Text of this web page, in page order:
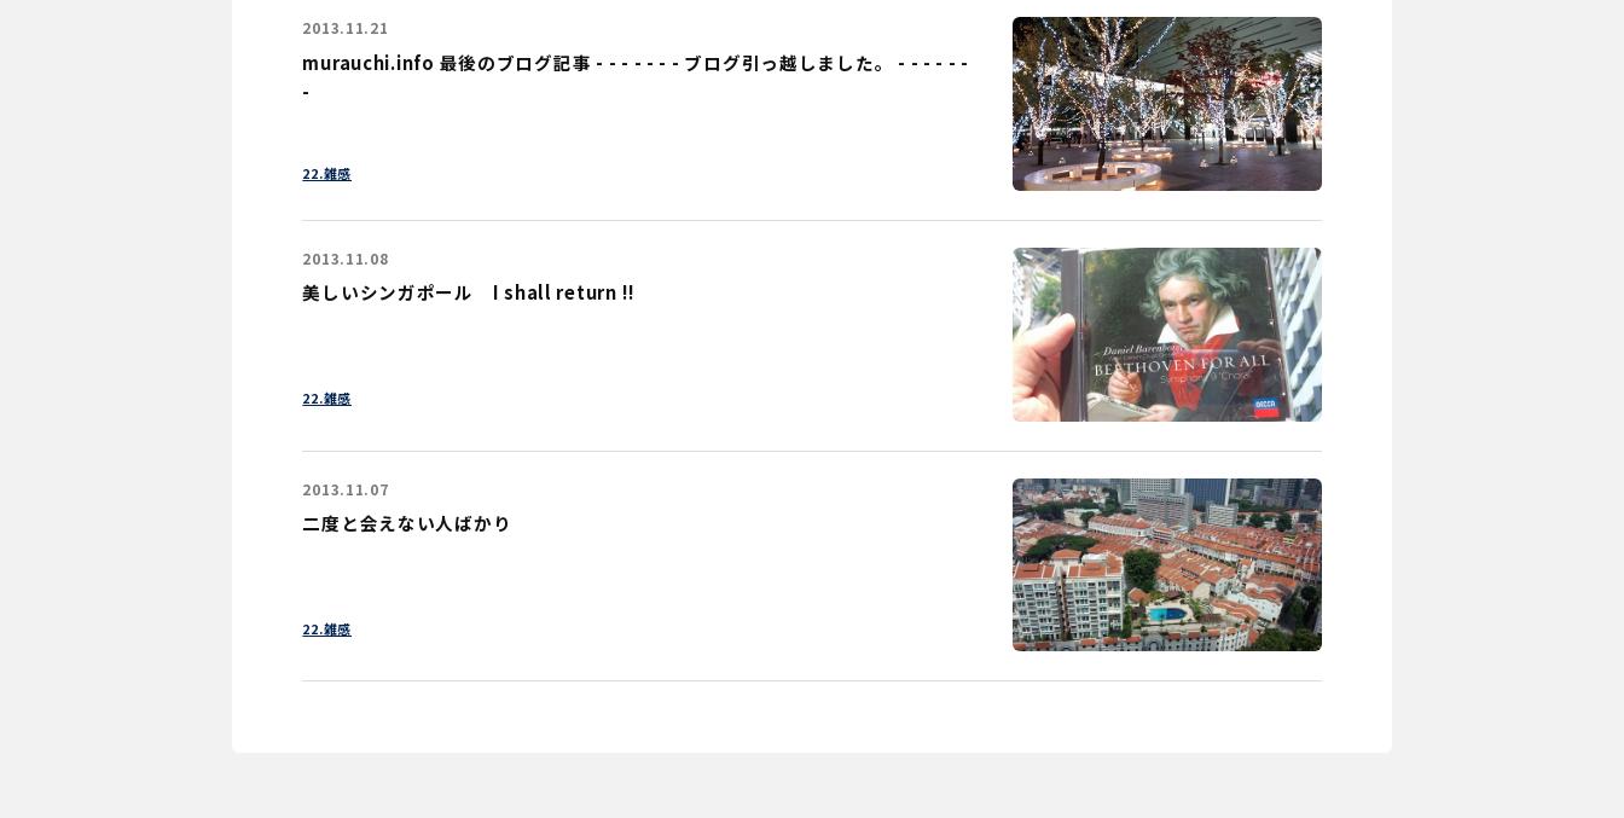
murauchi.info 最後のブログ記事 - - - - - - - ブログ引っ越しました。 - - - - - -
-
22.雑感
2013.11.21
美しいシンガポール I shall return !!
22.雑感
2013.11.08
二度と会えない人ばかり
22.雑感
2013.11.07